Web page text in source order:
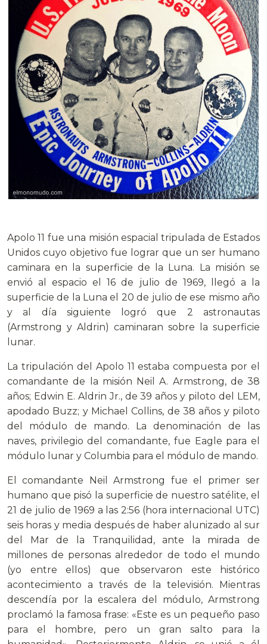
Apolo 11 fue una misión espacial tripulada de Estados
Unidos cuyo objetivo fue lograr que un ser humano
caminara en la superficie de la Luna. La misión se
envió al espacio el 16 de julio de 1969, llegó a la
superficie de la Luna el 20 de julio de ese mismo año
y al día siguiente logró que 2 astronautas
(Armstrong y Aldrin) caminaran sobre la superficie
lunar.
La tripulación del Apolo 11 estaba compuesta por el
comandante de la misión Neil A. Armstrong, de 38
años; Edwin E. Aldrin Jr., de 39 años y piloto del LEM,
apodado Buzz; y Michael Collins, de 38 años y piloto
del módulo de mando. La denominación de las
naves, privilegio del comandante, fue Eagle para el
módulo lunar y Columbia para el módulo de mando.
El comandante Neil Armstrong fue el primer ser
humano que pisó la superficie de nuestro satélite, el
21 de julio de 1969 a las 2:56 (hora internacional UTC)
seis horas y media después de haber alunizado al sur
del Mar de la Tranquilidad, ante la mirada de
millones de personas alrededor de todo el mundo
(yo entre ellos) que observaron este histórico
acontecimiento a través de la televisión. Mientras
descendía por la escalera del módulo, Armstrong
proclamó la famosa frase: «Este es un pequeño paso
para el hombre, pero un gran salto para la